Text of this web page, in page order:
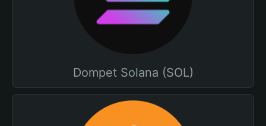
Dompet Solana (SOL)